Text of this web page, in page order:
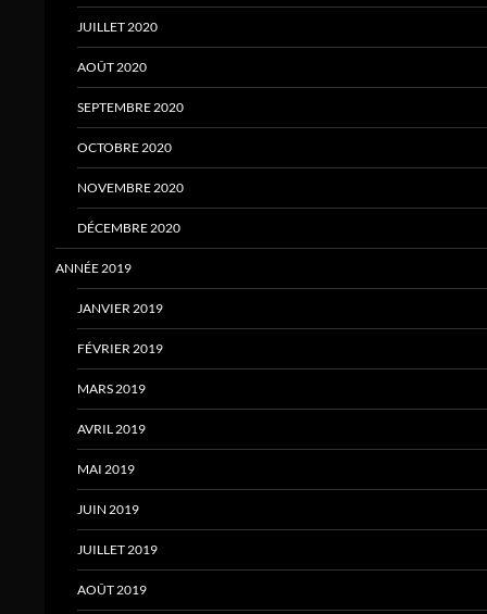
JUILLET 2020
AOÛT 2020
SEPTEMBRE 2020
OCTOBRE 2020
NOVEMBRE 2020
DÉCEMBRE 2020
ANNÉE 2019
JANVIER 2019
FÉVRIER 2019
MARS 2019
AVRIL 2019
MAI 2019
JUIN 2019
JUILLET 2019
AOÛT 2019